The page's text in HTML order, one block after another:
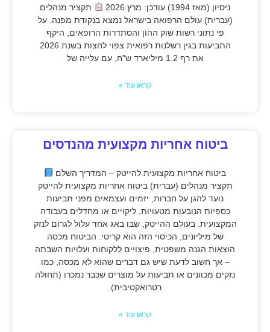
ניסיון (מאז 1994).עודכן: מרץ 2026
תקציר מנהלים
(עברית) עולם הרפואה בישראל נמצא בנקודת מפנה. על
פי נתוני רשות שוק ההון והסתדרות הרופאים, היקף
התביעות בגין רשלנות רפואית צפוי לחצות בשנת 2026
את רף 1.2 מיליארד ש"ח, עם עלייה של
קראו עוד »
ביטוח אחריות מקצועית מהנדסים
ביטוח אחריות מקצועית להייטק – המדריך השלם
תקציר מנהלים (עברית) ביטוח אחריות מקצועית להייטק
נועד להגן על חברות, יזמים ועצמאים מפני תביעות
כספיות הנובעות מטעויות, ליקויים או מחדלים בעבודה
המקצועית. בעולם ההייטק, שבו באג אחד עלול לגרום לנזק
של מיליונים, הכיסוי הזה הוא קריטי. הביטוח מכסה
הוצאות הגנה משפטית, פיצויים ללקוחות ועלויות השבתה
– אך חשוב לדעת שיש גם דברים שהוא לא מכסה, כמו
נזקים מכוונים או תביעות על מוצרים שכבר נמכרו (תחולה
רטרואקטיבית).
קראו עוד »